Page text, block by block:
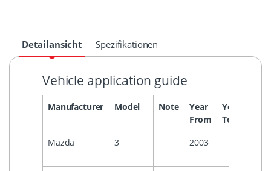
Detailansicht Spezifikationen
Vehicle application guide
Manufacturer Model Note
Year
From
Year
To
Mazda 3 2003